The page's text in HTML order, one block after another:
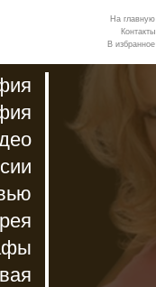
На главную
Контакты
В избранное